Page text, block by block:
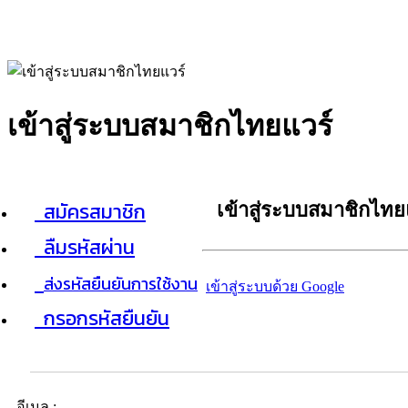
เข้าสู่ระบบสมาชิกไทยแวร์
สมัครสมาชิก
ลืมรหัสผ่าน
ส่งรหัสยืนยันการใช้งาน
กรอกรหัสยืนยัน
เข้าสู่ระบบสมาชิกไท
เข้าสู่ระบบด้วย Google